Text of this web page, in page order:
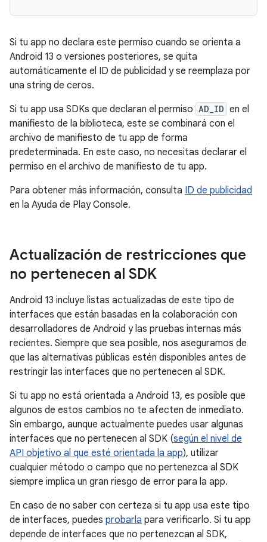
Si tu app no declara este permiso cuando se orienta a
Android 13 o versiones posteriores, se quita
automáticamente el ID de publicidad y se reemplaza por
una string de ceros.
Si tu app usa SDKs que declaran el permiso AD_ID en el
manifiesto de la biblioteca, este se combinará con el
archivo de manifiesto de tu app de forma
predeterminada. En este caso, no necesitas declarar el
permiso en el archivo de manifiesto de tu app.
Para obtener más información, consulta ID de publicidad
en la Ayuda de Play Console.
Actualización de restricciones que
no pertenecen al SDK
Android 13 incluye listas actualizadas de este tipo de
interfaces que están basadas en la colaboración con
desarrolladores de Android y las pruebas internas más
recientes. Siempre que sea posible, nos aseguramos de
que las alternativas públicas estén disponibles antes de
restringir las interfaces que no pertenecen al SDK.
Si tu app no está orientada a Android 13, es posible que
algunos de estos cambios no te afecten de inmediato.
Sin embargo, aunque actualmente puedes usar algunas
interfaces que no pertenecen al SDK (según el nivel de
API objetivo al que esté orientada la app), utilizar
cualquier método o campo que no pertenezca al SDK
siempre implica un gran riesgo de error para la app.
En caso de no saber con certeza si tu app usa este tipo
de interfaces, puedes probarla para verificarlo. Si tu app
depende de interfaces que no pertenezcan al SDK,